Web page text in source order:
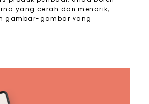
yang cerah dan menarik,
gambar-gambar yang